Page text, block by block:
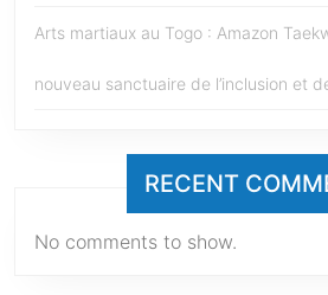
Arts martiaux au Togo : Amazon
nouveau sanctuaire de l’inclusion et
RECENT
No comments to show.